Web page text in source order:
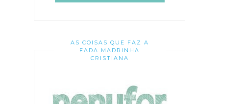
AS COISAS QUE FAZ A
FADA MADRINHA
CRISTIANA